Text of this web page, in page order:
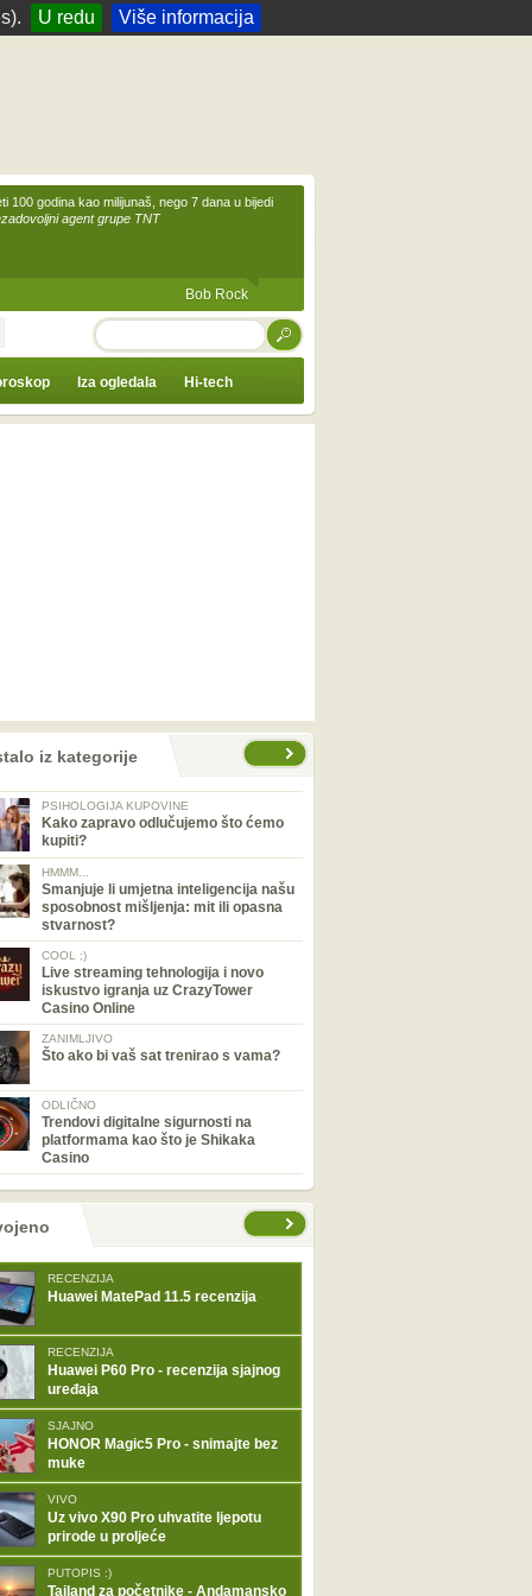
U redu Više informacija
100 godina kao milijunaš, nego 7 dana u bijedi
agent grupe TNT
Bob Rock
TRAŽI
Iza ogledala Hi-tech
iz kategorije
PSIHOLOGIJA KUPOVINE
Kako zapravo odlučujemo što ćemo
kupiti?
HMMM...
Smanjuje li umjetna inteligencija našu
sposobnost mišljenja: mit ili opasna
stvarnost?
COOL ;)
Live streaming tehnologija i novo
iskustvo igranja uz CrazyTower
Casino Online
ZANIMLJIVO
Što ako bi vaš sat trenirao s vama?
ODLIČNO
Trendovi digitalne sigurnosti na
platformama kao što je Shikaka
Casino
RECENZIJA
Huawei MatePad 11.5 recenzija
RECENZIJA
Huawei P60 Pro - recenzija sjajnog
uređaja
SJAJNO
HONOR Magic5 Pro - snimajte bez
muke
VIVO
Uz vivo X90 Pro uhvatite ljepotu
prirode u proljeće
PUTOPIS :)
Tajland za početnike - Andamansko